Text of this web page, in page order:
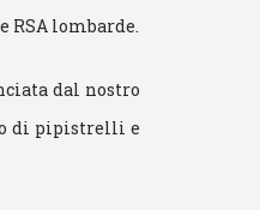
RSA lombarde.
dal nostro
di pipistrelli e